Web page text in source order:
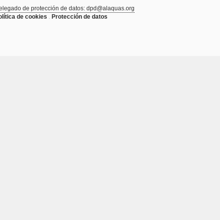
de protección de datos: dpd@alaquas.org
de cookies . Protección de datos